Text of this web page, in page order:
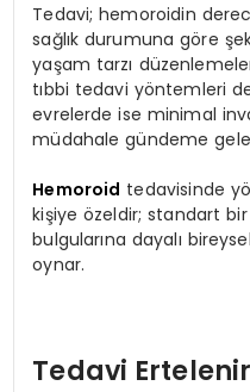
Tedavi; hemoroidin
sağlık durumuna göre
yaşam tarzı
tıbbi tedavi yöntemleri
evrelerde ise minimal
müdahale gündeme
Hemoroid tedavisinde
kişiye özeldir; standart
bulgularına dayalı
oynar.
Tedavi